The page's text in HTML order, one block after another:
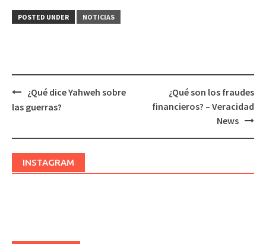
POSTED UNDER NOTICIAS
Post
navigation
¿Qué dice Yahweh sobre
las guerras?
¿Qué son los fraudes
financieros? – Veracidad
News
INSTAGRAM